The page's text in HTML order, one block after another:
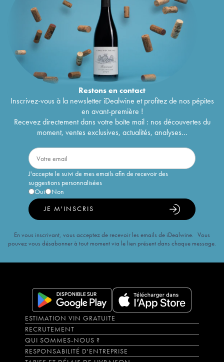
Restons encontact
Inscrivez-vous à la newsletter iDealwine et profitez de nos pépites
en avant-première !
Recevez directement dans votre boîte mail : nos découvertes du
moment, ventes exclusives, actualités, analyses...
J'accepte le suivi de mes emails afin de recevoir des
suggestions personnalisées
Oui
Non
JE M'INSCRIS
En vous inscrivant, vous acceptez de recevoir les emails de iDealwine. Vous
pouvez vous désabonner à tout moment via le lien présent dans chaque message.
ESTIMATION VIN GRATUITE
RECRUTEMENT
QUI SOMMES-NOUS ?
RESPONSABILITÉ D'ENTREPRISE